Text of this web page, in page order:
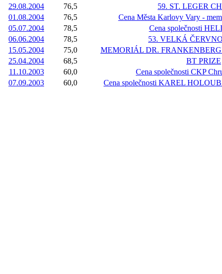
29.08.2004
76,5
59. ST. LEGER
01.08.2004
76,5
Cena Města Karlovy Vary -
05.07.2004
78,5
Cena společnosti
06.06.2004
78,5
53. VELKÁ
15.05.2004
75,0
MEMORIÁL DR.
25.04.2004
68,5
BT PRIZE
11.10.2003
60,0
Cena společnosti CKP
07.09.2003
60,0 Cena společnosti KAREL